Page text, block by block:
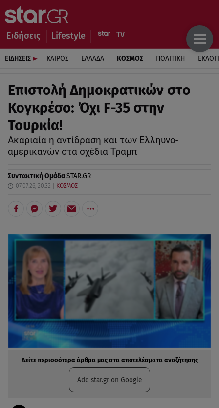
Ειδήσεις Lifestyle
ΕΙΔΗΣΕΙΣ ΚΑΙΡΟΣ ΕΛΛΑΔΑ ΚΟΣΜΟΣ ΠΟΛΙΤΙΚΗ
Επιστολή Δημοκρατικών στo
Κογκρέσο: Όχι F-35 στην
Τουρκία!
Ακαριαία η αντίδραση και των Ελληυνο-
αμερικανών στα σχέδια Τραμπ
Συντακτική ΟμάδαSTAR.GR
07.07.26, 20:32 ΚΟΣΜΟΣ
Δείτε περισσότερα άρθρα μας στα αποτελέσματα αναζήτησης
Add star.gr on Google